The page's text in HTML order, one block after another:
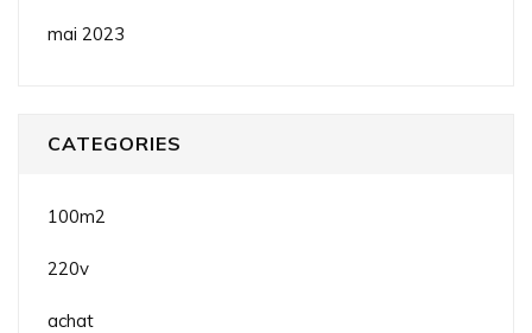
mai 2023
CATEGORIES
100m2
220v
achat